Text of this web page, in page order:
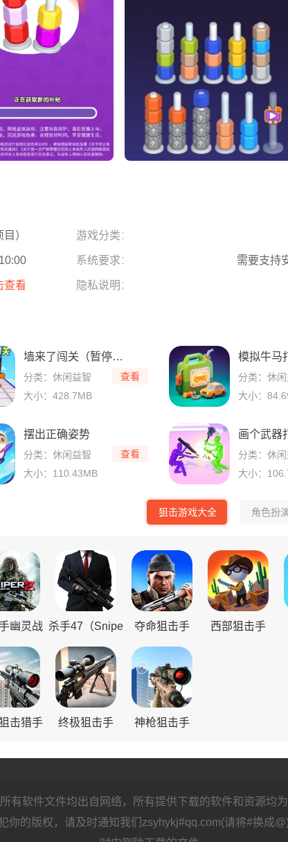
） 游戏分类：
系统要求： 需要支持
查看 隐私说明：
墙来了闯关（暂停节奏人）
分类：休闲益智
大小：428.7MB
查看
模拟牛马
分类：休
大小：
摆出正确姿势
分类：休闲益智
大小：110.43MB
查看
画个武器
分类：休
大小：
角色扮
狙击游戏大全
幽灵战
士2
杀手47（Snipe
r）
夺命狙击手 西部狙击手
击猎手 终极狙击手 神枪狙击手
有软件文件均出自网络，所有提供下载的软件和资源均
你的版权，请及时通知我们zsyhykj#qq.com(请将#换成